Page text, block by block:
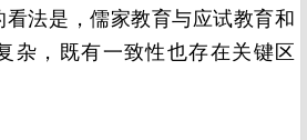
法是，儒家教育与应试教育和
杂，既有一致性也存在关键区